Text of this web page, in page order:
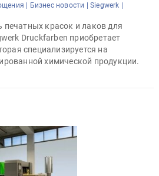
| Бизнес новости | Siegwerk |
печатных красок и лаков для
Druckfarben приобретает
специализируется на
химической продукции.